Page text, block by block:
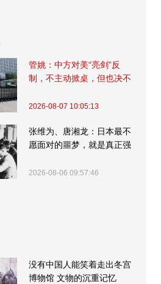
管姚：中方对美“亮剑”反
制，不主动掀桌，但也决不
2026-08-07 10:05:13
张维为、唐湘龙：日本最不
愿面对的噩梦，就是真正强
2026-08-06 09:57:46
没有中国人能笑着走出冬宫
博物馆 文物的沉重记忆